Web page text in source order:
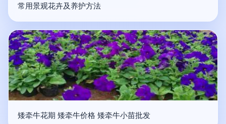
常用景观花卉及养护方法
矮牵牛花期 矮牵牛价格 矮牵牛小苗批发